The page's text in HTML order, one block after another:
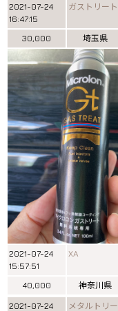
2021-07-24
16:47:15
ガストリート
30,000 埼玉県
2021-07-24
15:57:51
XA
40,000 神奈川県
2021-07-24
メタルトリー